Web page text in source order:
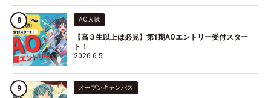
AO入試
【高３生以上は必見】第1期AOエントリー受付スター
ト！
2026.6.5
オープンキャンパス